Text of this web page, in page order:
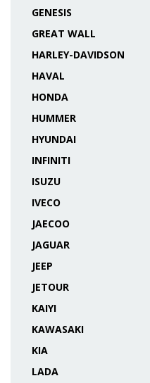
GENESIS
GREAT WALL
HARLEY-DAVIDSON
HAVAL
HONDA
HUMMER
HYUNDAI
INFINITI
ISUZU
IVECO
JAECOO
JAGUAR
JEEP
JETOUR
KAIYI
KAWASAKI
KIA
LADA